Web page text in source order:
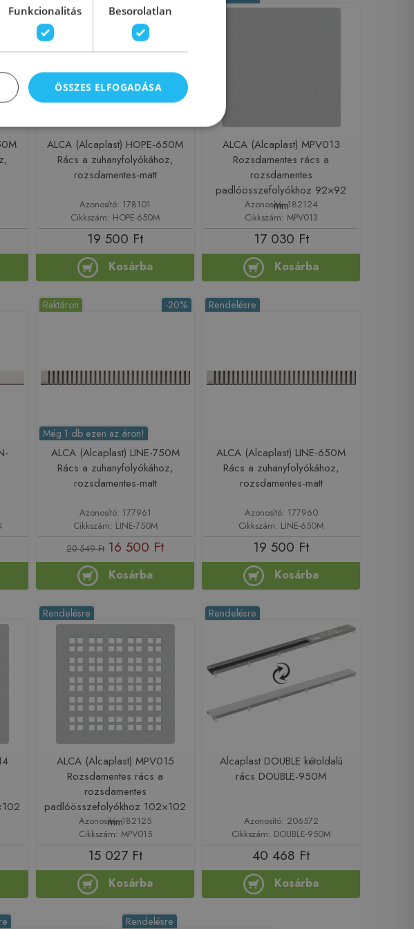
ALCA (Alcaplast) HOPE-650M
Rács a zuhanyfolyókához,
rozsdamentes-matt
Azonosító: 178101
Cikkszám: HOPE-650M
19 500 Ft
Kosárba
ALCA (Alcaplast) MPV013
Rozsdamentes rács a
rozsdamentes
padlóösszefolyókhoz 92×92
mm
Azonosító: 182124
Cikkszám: MPV013
17 030 Ft
Kosárba
-20%
Raktáron
Még 1 db ezen az áron!
ALCA (Alcaplast) LINE-750M
Rács a zuhanyfolyókához,
rozsdamentes-matt
Azonosító: 177961
Cikkszám: LINE-750M
20 549 Ft 16 500 Ft
Kosárba
Rendelésre
ALCA (Alcaplast) LINE-650M
Rács a zuhanyfolyókához,
rozsdamentes-matt
Azonosító: 177960
Cikkszám: LINE-650M
19 500 Ft
Kosárba
Rendelésre
ALCA (Alcaplast) MPV015
Rozsdamentes rács a
rozsdamentes
padlóösszefolyókhoz 102×102
mm
Azonosító: 182125
Cikkszám: MPV015
15 027 Ft
Kosárba
Rendelésre
Alcaplast DOUBLE kétoldalú
rács DOUBLE-950M
Azonosító: 206572
Cikkszám: DOUBLE-950M
40 468 Ft
Kosárba
Rendelésre
Funkcionalitás Besorolatlan
ÖSSZES ELFOGADÁSA